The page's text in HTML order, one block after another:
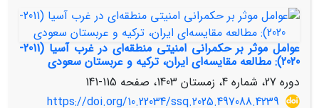
عوامل موثر بر حکمرانی امنیتی منطقه‌ای در غرب آسیا (2011-
2020): مطالعه مقایسه‌ای ایران، ترکیه و عربستان سعودی
دوره 27، شماره 4، زمستان 1403، صفحه
115-141
https://doi.org/10.22034/ssq.2025.497088.4239